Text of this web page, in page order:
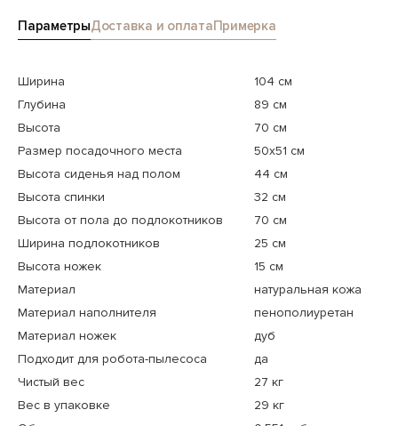
ПараметрыДоставка и оплатаПримерка
Ширина
104 см
Глубина
89 см
Высота
70 см
Размер посадочного места
50x51 см
Высота сиденья над полом
44 см
Высота спинки
32 см
Высота от пола до подлокотников
70 см
Ширина подлокотников
25 см
Высота ножек
15 см
Материал
натуральная кожа
Материал наполнителя
пенополиуретан
Материал ножек
дуб
Подходит для робота-пылесоса
да
Чистый вес
27 кг
Вес в упаковке
29 кг